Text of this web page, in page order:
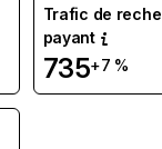
Trafic de
payant
735+7 %